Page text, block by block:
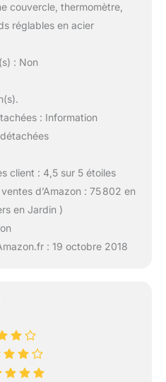
couvercle, thermomètre,
réglables en acier
: Non
: Information
client : 4,5 sur 5 étoiles
d’Amazon : 75 802 en
en Jardin )
: 19 octobre 2018